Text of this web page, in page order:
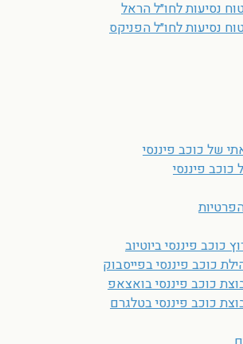
נסיעות לחו״ל הראל
נסיעות לחו״ל הפניקס
של כוכב פיננסי
כוכב פיננסי
כוכב פיננסי ביוטיוב
כוכב פיננסי בפייסבוק
כוכב פיננסי בואצאפ
כוכב פיננסי בטלגרם